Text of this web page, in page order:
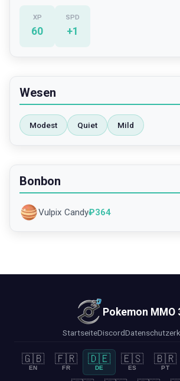
XP
60
SPD
+1
Wesen
Modest Quiet Mild
Bonbon
Vulpix Candy₽364
Pokemon MMO
StartseiteDiscord
🇬🇧
EN
🇫🇷
FR
🇩🇪
DE
🇪🇸
ES
🇧🇷
PT